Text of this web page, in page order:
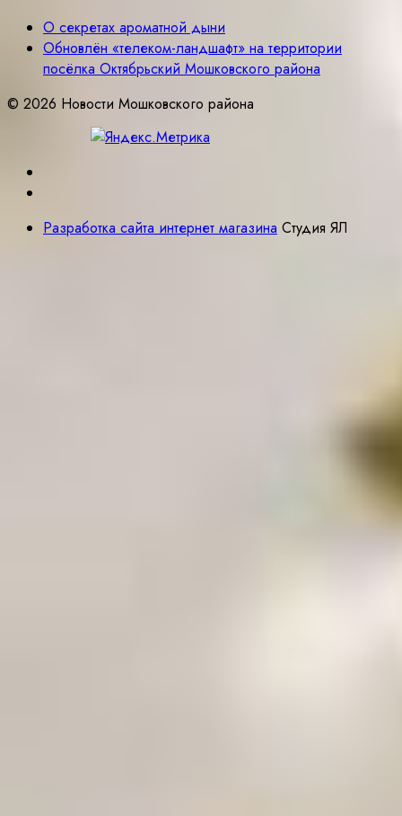
О секретах ароматной дыни
Обновлён «телеком-ландшафт» на территории
посёлка Октябрьский Мошковского района
© 2026 Новости Мошковского района
Разработка сайта интернет магазина Студия ЯЛ